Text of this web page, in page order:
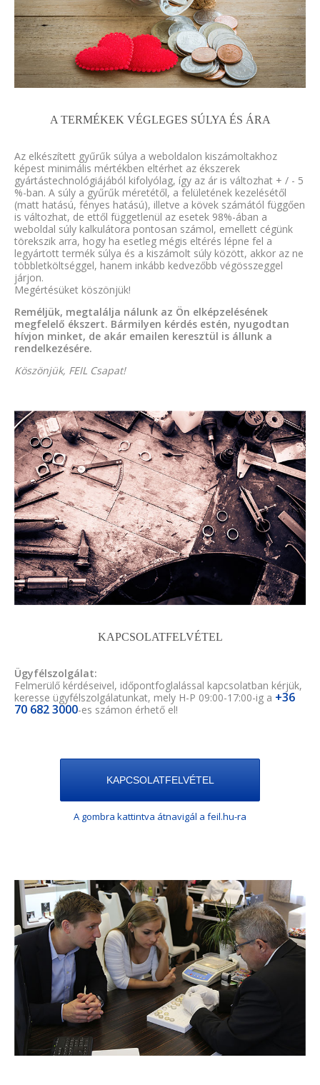
A TERMÉKEK VÉGLEGES SÚLYA ÉS ÁRA
Az elkészített gyűrűk súlya a weboldalon kiszámoltakhoz
képest minimális mértékben eltérhet az ékszerek
gyártástechnológiájából kifolyólag, így az ár is változhat + / - 5
%-ban. A súly a gyűrűk méretétől, a felületének kezelésétől
(matt hatású, fényes hatású), illetve a kövek számától függően
is változhat, de ettől függetlenül az esetek 98%-ában a
weboldal súly kalkulátora pontosan számol, emellett cégünk
törekszik arra, hogy ha esetleg mégis eltérés lépne fel a
legyártott termék súlya és a kiszámolt súly között, akkor az ne
többletköltséggel, hanem inkább kedvezőbb végösszeggel
járjon.
Megértésüket köszönjük!
Reméljük, megtalálja nálunk az Ön elképzelésének
megfelelő ékszert. Bármilyen kérdés estén, nyugodtan
hívjon minket, de akár emailen keresztül is állunk a
rendelkezésére.
Köszönjük, FEIL Csapat!
KAPCSOLATFELVÉTEL
Ügyfélszolgálat:
Felmerülő kérdéseivel, időpontfoglalással kapcsolatban kérjük,
keresse ügyfélszolgálatunkat, mely H-P 09:00-17:00-ig a +36
70 682 3000-es számon érhető el!
KAPCSOLATFELVÉTEL
A gombra kattintva átnavigál a feil.hu-ra